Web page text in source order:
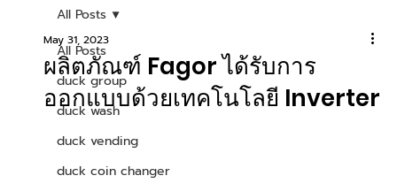
All Posts
duck group
duck wash
duck vending
duck coin changer
All Posts
ผลิตภัณฑ์ Fagor ได้รับการ
ออกแบบด้วยเทคโนโลยี Inverter
May 31, 2023